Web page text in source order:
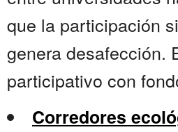
que la participación
genera desafección.
participativo con
Corredores